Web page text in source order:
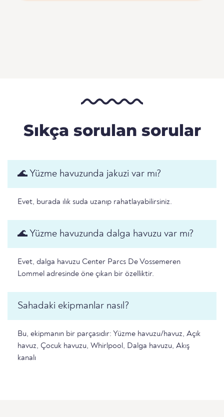
Sıkça sorulan sorular
🌊 Yüzme havuzunda jakuzi var mı?
Evet, burada ılık suda uzanıp rahatlayabilirsiniz.
🌊 Yüzme havuzunda dalga havuzu var mı?
Evet, dalga havuzu Center Parcs De Vossemeren
Lommel adresinde öne çıkan bir özelliktir.
Sahadaki ekipmanlar nasıl?
Bu, ekipmanın bir parçasıdır: Yüzme havuzu/havuz, Açık
havuz, Çocuk havuzu, Whirlpool, Dalga havuzu, Akış
kanalı